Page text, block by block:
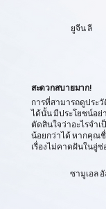
สแกนรถของคุณไ
ข้อมูลเชิงลึกที่ชัด
อะไรขึ้นใต้ฝากระ
ยูจีน ลี
สะดวกสบายมาก!
การที่สามารถดูประ
ได้นั้น มีประโยชน์อย่
ตัดสินใจว่าอะไรจำ
น้อยกว่าได้ หากคุณ
เรื่องไม่คาดฝันในอู่
ซามูเอล